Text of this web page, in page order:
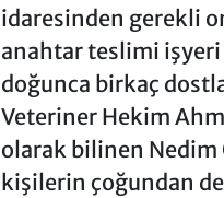
idaresinden gerekli
anahtar teslimi
doğunca birkaç
Veteriner Hekim
olarak bilinen Nedim
kişilerin çoğundan